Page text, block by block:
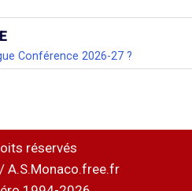
Conférence 2026-27 ?
réservés
A.S.Monaco.free.fr